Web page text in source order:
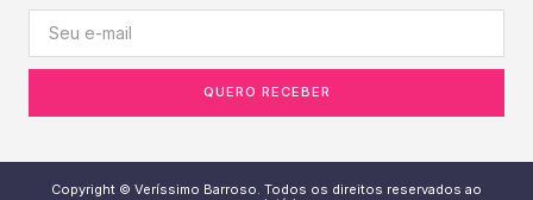
QUERO RECEBER
Copyright © Veríssimo Barroso. Todos os direitos reservados ao